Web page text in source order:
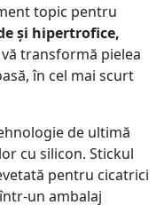
topic pentru
și hipertrofice,
transformă pielea
în cel mai scurt
de ultimă
cu silicon. Stickul
pentru cicatrici
un ambalaj